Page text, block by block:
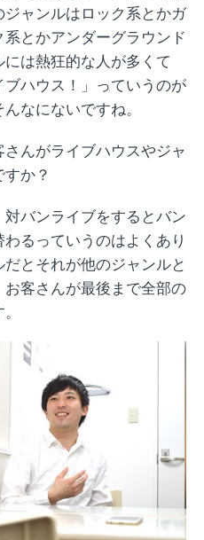
ャンルはロック系とかガ
とかアンダーグラウンド
は熱狂的な人が多くて
ブハウス！」っていうのが
なにないですね。
んがライブハウスやジャ
か？
バンライブをするとバン
るっていうのはよくあり
とそれが他のジャンルと
客さんが最後まで全部の